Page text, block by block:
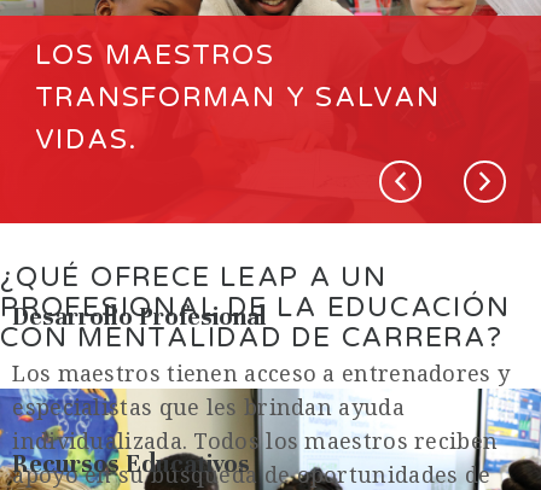
LOS MAESTROS
TRANSFORMAN Y SALVAN
VIDAS.
¿QUÉ OFRECE LEAP A UN
PROFESIONAL DE LA EDUCACIÓN
CON MENTALIDAD DE CARRERA?
Desarrollo Profesional
Los maestros tienen acceso a entrenadores y
especialistas que les brindan ayuda
individualizada. Todos los maestros reciben
apoyo en su búsqueda de oportunidades de
Recursos Educativos